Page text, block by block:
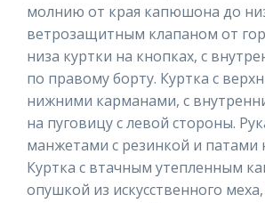
молнию от края капюшона до
ветрозащитным клапаном от
низа куртки на кнопках, с
по правому борту. Куртка с
нижними карманами, с
на пуговицу с левой стороны.
манжетами с резинкой и патами
Куртка с втачным утепленным
опушкой из искусственного